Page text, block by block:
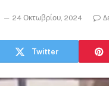
24 Οκτωβρίου, 2024
Twitter